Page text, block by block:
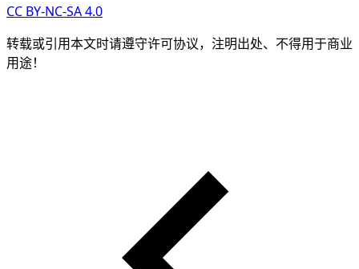
CC BY-NC-SA 4.0
转载或引用本文时请遵守许可协议，注明出处、不得用于商业
用途！